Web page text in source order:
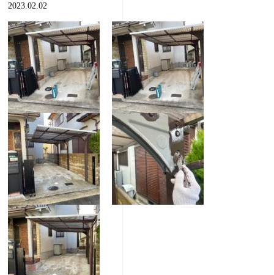
2023.02.02